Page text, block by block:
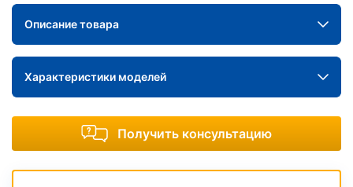
Описание товара
Характеристики моделей
Получить консультацию